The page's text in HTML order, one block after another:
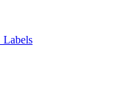
Labels